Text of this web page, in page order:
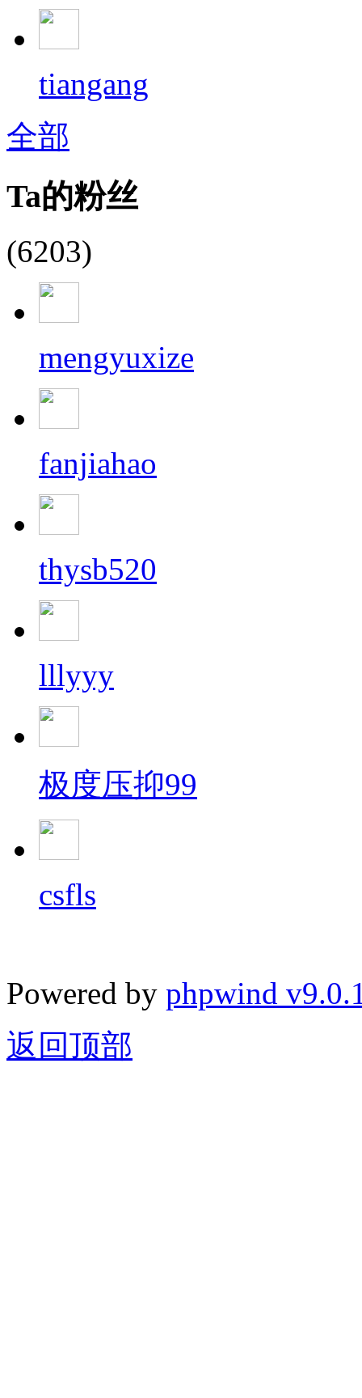
tiangang
全部
Ta的粉丝
(6203)
mengyuxize
fanjiahao
thysb520
lllyyy
极度压抑99
csfls
Powered by phpwind
返回顶部